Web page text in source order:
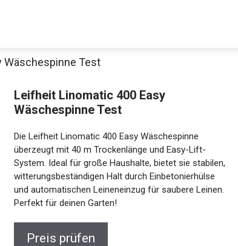
Wäschespinne Test
Leifheit Linomatic 400 Easy
Wäschespinne Test
Die Leifheit Linomatic 400 Easy Wäschespinne
überzeugt mit 40 m Trockenlänge und Easy-Lift-
System. Ideal für große Haushalte, bietet sie stabilen,
witterungsbeständigen Halt durch Einbetonierhülse
und automatischen Leineneinzug für saubere Leinen.
Perfekt für deinen Garten!
Preis prüfen